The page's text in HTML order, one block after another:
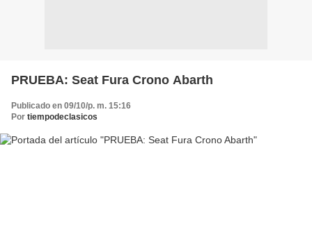
PRUEBA: Seat Fura Crono Abarth
Publicado en 09/10/p. m. 15:16
Por tiempodeclasicos